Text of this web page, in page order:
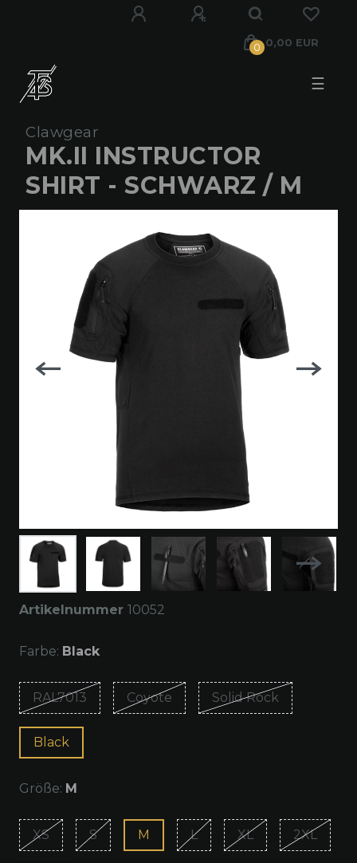
0 0,00 EUR
☰
Clawgear
MK.II INSTRUCTOR
SHIRT - SCHWARZ / M
Artikelnummer 10052
Farbe: Black
RAL7013 Coyote Solid Rock
Black
Größe: M
XS S M L XL 2XL